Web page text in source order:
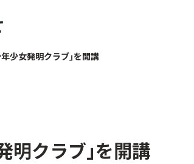
少女発明クラブ｣を開講
明クラブ｣を開講